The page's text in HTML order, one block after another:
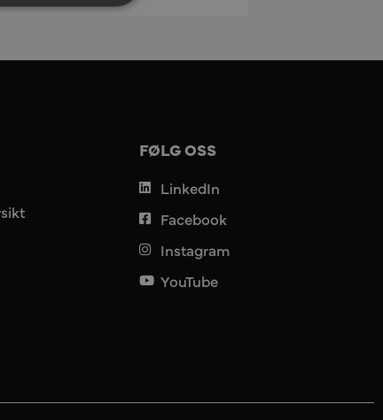
FØLG OSS
LinkedIn
Facebook
Instagram
YouTube